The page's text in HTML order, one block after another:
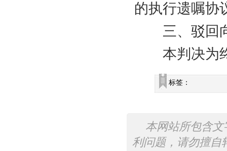
的执行遗嘱协
三、驳回向
本判决为
标签：
本网站所包含
利问题，请勿擅自